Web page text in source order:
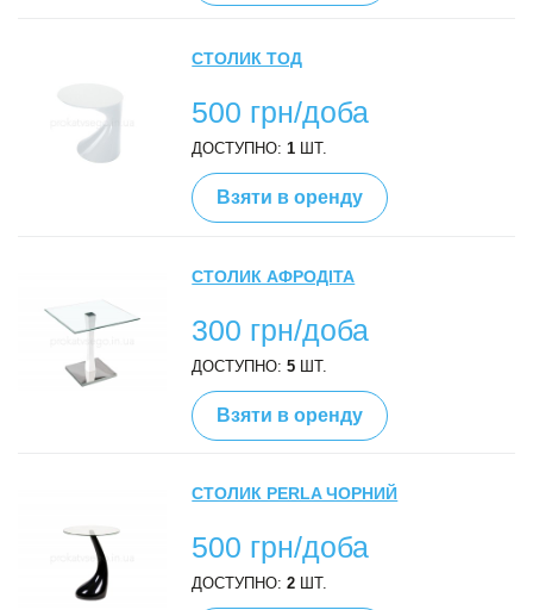
СТОЛИК ТОД
500 грн/доба
ДОСТУПНО:1 ШТ.
Взяти в оренду
СТОЛИК АФРОДІТА
300 грн/доба
ДОСТУПНО:5 ШТ.
Взяти в оренду
СТОЛИК PERLA ЧОРНИЙ
500 грн/доба
ДОСТУПНО:2 ШТ.